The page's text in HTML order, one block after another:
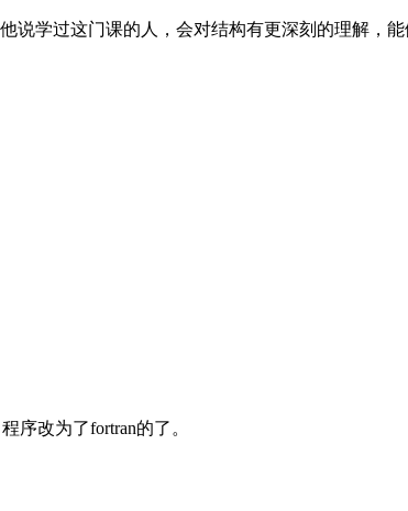
说学过这门课的人，会对结构有更深刻的理解，能
序改为了fortran的了。